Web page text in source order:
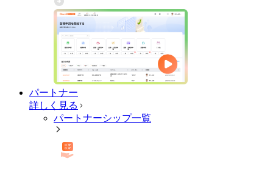
パートナー
詳しく見る
パートナーシップ一覧